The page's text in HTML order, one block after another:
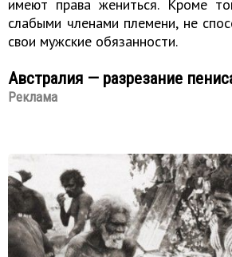
имеют права жениться. Кроме
слабыми членами племени, не
свои мужские обязанности.
Австралия — разрезание
Реклама